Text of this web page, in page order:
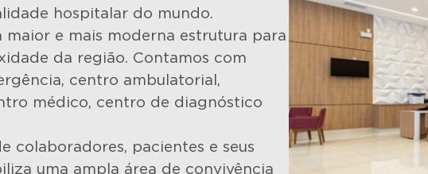
hospitalar do mundo.
e mais moderna estrutura para
da região. Contamos com
centro ambulatorial,
médico, centro de diagnóstico
colaboradores, pacientes e seus
uma ampla área de convivência